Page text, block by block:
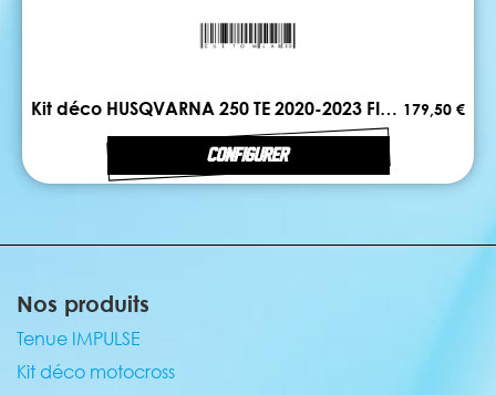
Kit déco HUSQVARNA 250 TE 2020-2023 FIRST 179,50 €
CONFIGURER
Nos produits
Tenue IMPULSE
Kit déco motocross